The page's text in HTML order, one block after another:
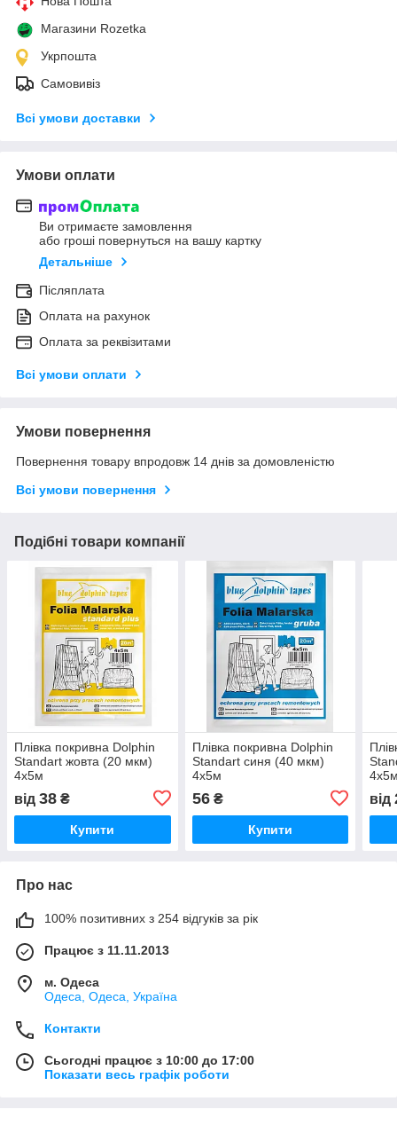
Магазини Rozetka
Укрпошта
Самовивіз
Всі умови доставки
Умови оплати
Ви отримаєте замовлення
або гроші повернуться на вашу картку
Детальніше
Післяплата
Оплата на рахунок
Оплата за реквізитами
Всі умови оплати
Умови повернення
Повернення товару впродовж 14 днів за домовленістю
Всі умови повернення
Подібні товари компанії
Плівка покривна Dolphin
Standart жовта (20 мкм)
4х5м
від 38 ₴
Купити
Плівка покривна Dolphin
Standart синя (40 мкм)
4х5м
56₴
Купити
від
Про нас
100% позитивних з 254 відгуків за рік
Працює з 11.11.2013
м. Одеса
Одеса, Одеса, Україна
Контакти
Сьогодні працює з 10:00 до 17:00
Показати весь графік роботи